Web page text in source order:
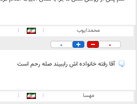
محمدایوب |
|
0
0
آقا رفته خانواده اش راببیند صله رحم است
مهسا |
|